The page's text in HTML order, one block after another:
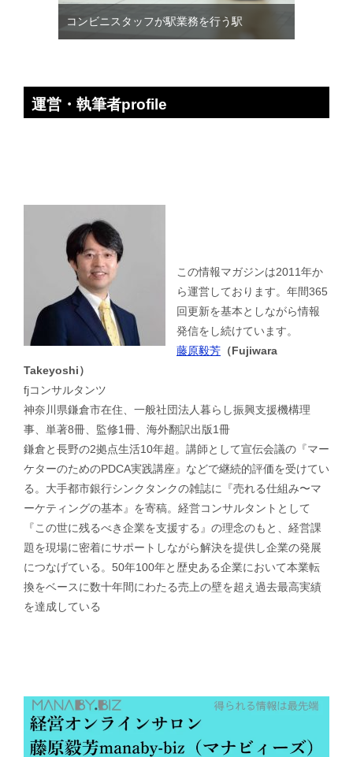
コンビニスタッフが駅業務を行う駅
運営・執筆者profile
この情報マガジンは2011年か
ら運営しております。年間365
回更新を基本としながら情報
発信をし続けています。
藤原毅芳 （Fujiwara
Takeyoshi）
fjコンサルタンツ
神奈川県鎌倉市在住、一般社団法人暮らし振興支援機構理
事、単著8冊、監修1冊、海外翻訳出版1冊
鎌倉と長野の2拠点生活10年超。講師として宣伝会議の『マー
ケターのためのPDCA実践講座』などで継続的評価を受けてい
る。大手都市銀行シンクタンクの雑誌に『売れる仕組み〜マ
ーケティングの基本』を寄稿。経営コンサルタントとして
『この世に残るべき企業を支援する』の理念のもと、経営課
題を現場に密着にサポートしながら解決を提供し企業の発展
につなげている。50年100年と歴史ある企業において本業転
換をベースに数十年間にわたる売上の壁を超え過去最高実績
を達成している